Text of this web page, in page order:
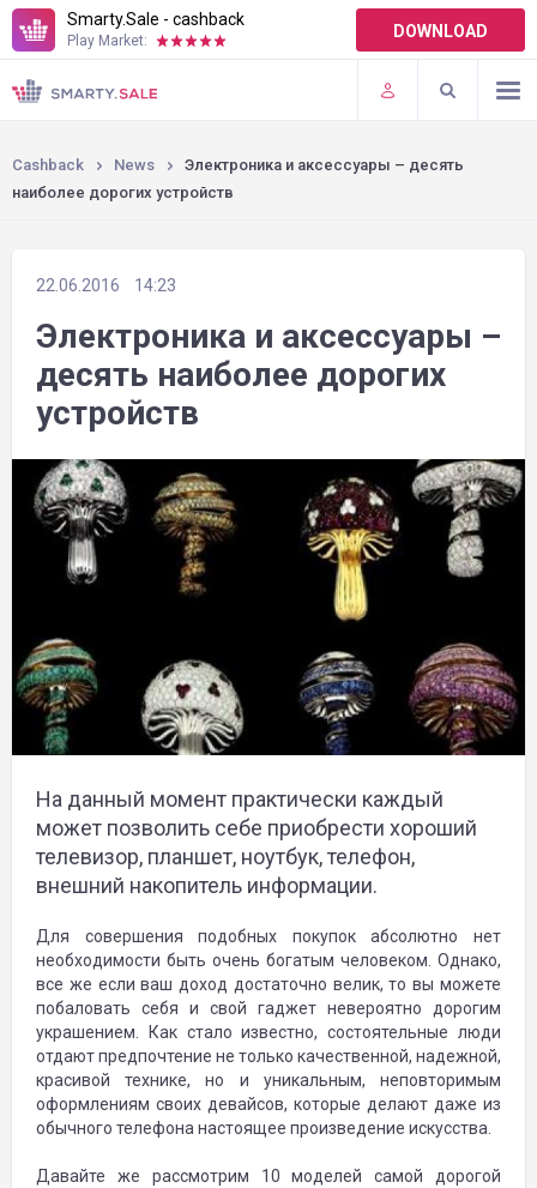
Smarty.Sale - cashback
Play Market: DOWNLOAD
TERMS OF USE
PLUGINS
Cashback News
Электроника и аксессуары – десять
наиболее дорогих устройств
22.06.2016 14:23
Электроника и аксессуары –
десять наиболее дорогих
устройств
На данный момент практически каждый
может позволить себе приобрести хороший
телевизор, планшет, ноутбук, телефон,
внешний накопитель информации.
Для совершения подобных покупок абсолютно нет
необходимости быть очень богатым человеком. Однако,
все же если ваш доход достаточно велик, то вы можете
побаловать себя и свой гаджет невероятно дорогим
украшением. Как стало известно, состоятельные люди
отдают предпочтение не только качественной, надежной,
красивой технике, но и уникальным, неповторимым
оформлениям своих девайсов, которые делают даже из
обычного телефона настоящее произведение искусства.
Давайте же рассмотрим 10 моделей самой дорогой